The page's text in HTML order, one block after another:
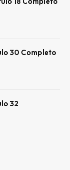
30 Completo
32